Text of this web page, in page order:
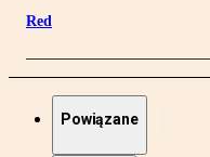
Red
Powiązane